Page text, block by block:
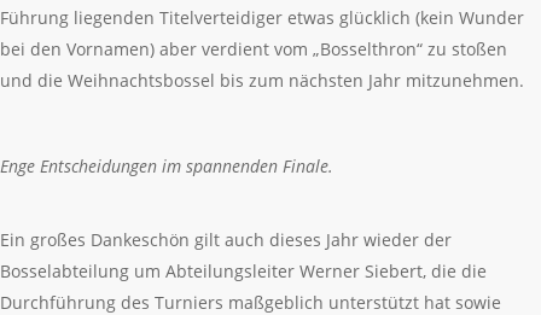
Führung liegenden Titelverteidiger etwas glücklich (kein Wunder
bei den Vornamen) aber verdient vom „Bosselthron“ zu stoßen
und die Weihnachtsbossel bis zum nächsten Jahr mitzunehmen.
Enge Entscheidungen im spannenden Finale.
Ein großes Dankeschön gilt auch dieses Jahr wieder der
Bosselabteilung um Abteilungsleiter Werner Siebert, die die
Durchführung des Turniers maßgeblich unterstützt hat sowie